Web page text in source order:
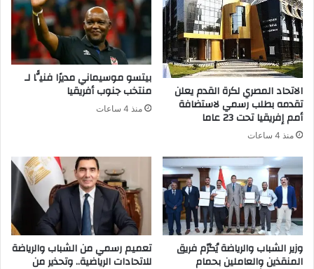
الاتحاد المصري لكرة القدم يعلن
تقدمه بطلب رسمي لاستضافة
أمم إفريقيا تحت 23 عاما
منذ 4 ساعات
بيتسو موسيماني مديرًا فنيًّا لـ
منتخب جنوب أفريقيا
منذ 4 ساعات
وزير الشباب والرياضة يُكرّم فريق
المنقذين والعاملين بحمام
تعميم رسمي من الشباب والرياضة
للاتحادات الرياضية.. وتحذير من